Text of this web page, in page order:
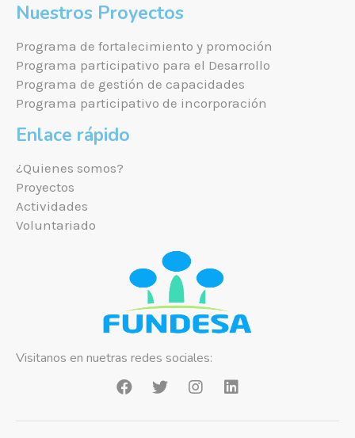
Nuestros Proyectos
Programa de fortalecimiento y promoción
Programa participativo para el Desarrollo
Programa de gestión de capacidades
Programa participativo de incorporación
Enlace rápido
¿Quienes somos?
Proyectos
Actividades
Voluntariado
Visitanos en nuetras redes sociales: